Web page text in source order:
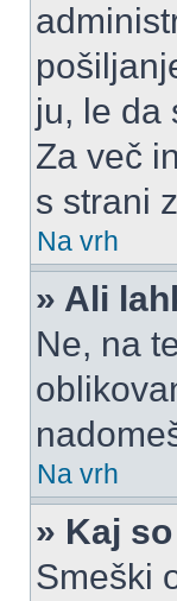
ju, le da
Za več
s strani
Na vrh
» Ali
Ne, na
Na vrh
» Kaj
Smeški